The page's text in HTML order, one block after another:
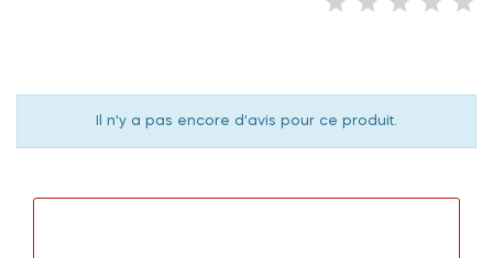
Il n'y a pas encore d'avis pour ce produit.